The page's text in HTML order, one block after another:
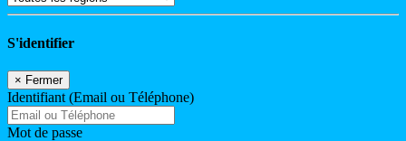
S'identifier
× Fermer
Identifiant (Email ou Téléphone)
Mot de passe